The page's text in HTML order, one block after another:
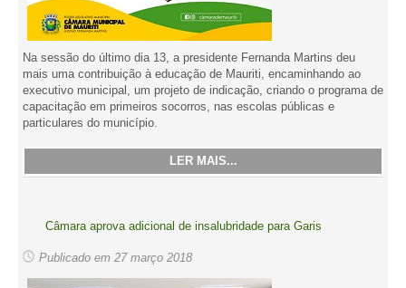
Na sessão do último dia 13, a presidente Fernanda Martins deu
mais uma contribuição à educação de Mauriti, encaminhando ao
executivo municipal, um projeto de indicação, criando o programa de
capacitação em primeiros socorros, nas escolas públicas e
particulares do município.
LER MAIS...
Câmara aprova adicional de insalubridade para Garis
Publicado em 27 março 2018